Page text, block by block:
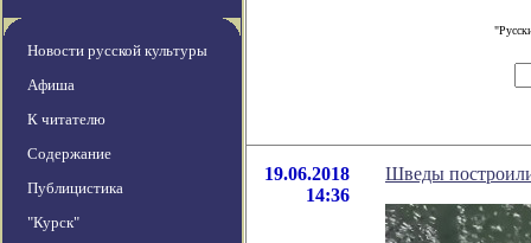
Новости русской культуры
Афиша
К читателю
Содержание
Публицистика
"Курск"
19.06.2018
14:36
Шведы